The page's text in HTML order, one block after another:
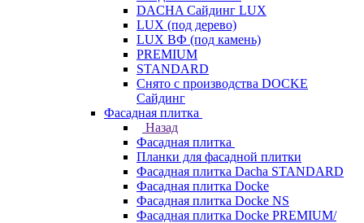
DACHA Сайдинг LUX
LUX (под дерево)
LUX ВФ (под камень)
PREMIUM
STANDARD
Снято с производства DOCKE
Сайдинг
Фасадная плитка
Назад
Фасадная плитка
Планки для фасадной плитки
Фасадная плитка Dacha STANDARD
Фасадная плитка Docke
Фасадная плитка Docke NS
Фасадная плитка Docke PREMIUM/